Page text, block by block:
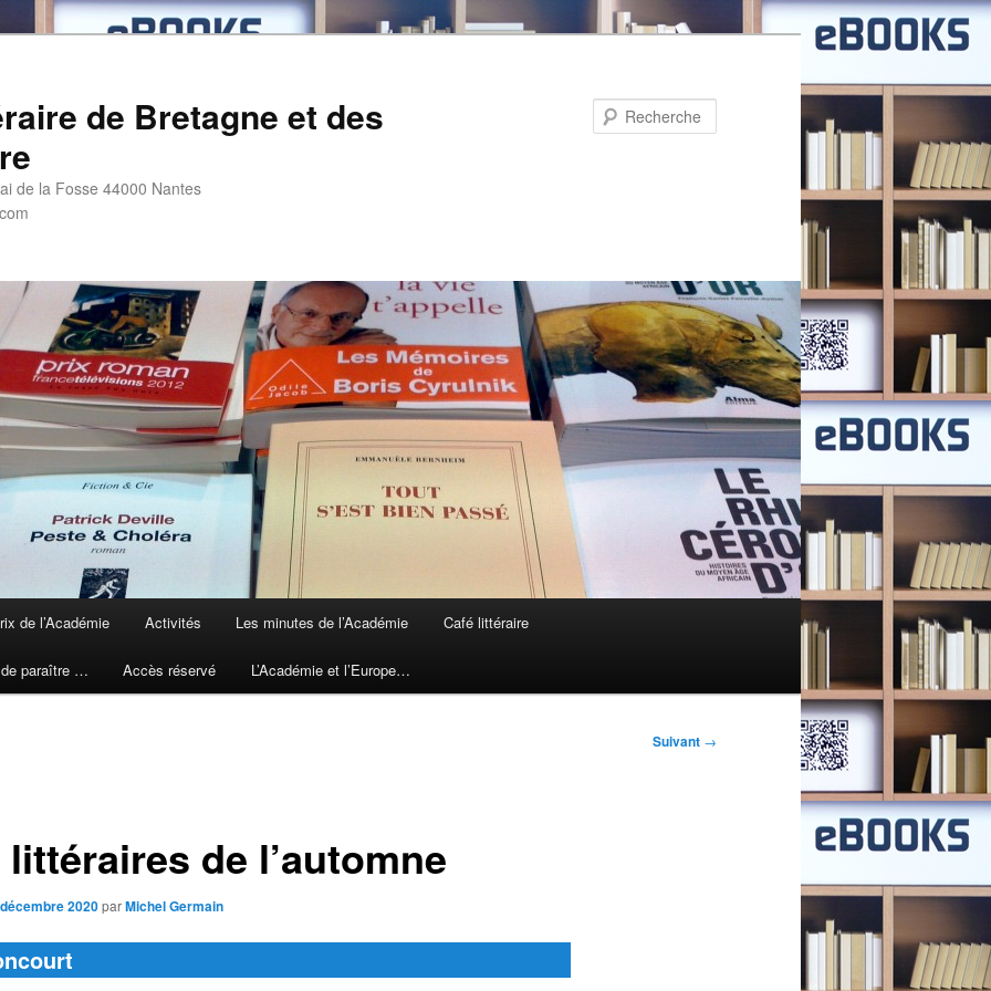
de Bretagne et des
de la Fosse 44000 Nantes
de l’Académie Activités Les minutes de l’Académie Café littéraire
paraître … Accès réservé L’Académie et l’Europe…
Suivant →
de l’automne
2020parMichel Germain